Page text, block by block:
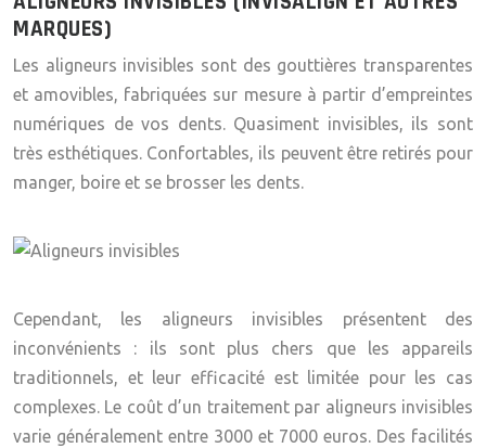
MARQUES)
Les aligneurs invisibles sont des gouttières transparentes
et amovibles, fabriquées sur mesure à partir d’empreintes
numériques de vos dents. Quasiment invisibles, ils sont
très esthétiques. Confortables, ils peuvent être retirés pour
manger, boire et se brosser les dents.
Cependant, les aligneurs invisibles présentent des
inconvénients : ils sont plus chers que les appareils
traditionnels, et leur efficacité est limitée pour les cas
complexes. Le coût d’un traitement par aligneurs invisibles
varie généralement entre 3000 et 7000 euros. Des facilités